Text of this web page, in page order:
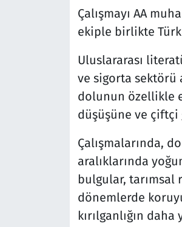
Çalışmayı AA
ekiple birlikte
Uluslararası
ve sigorta sektörü
dolunun özellikle
düşüşüne ve
Çalışmalarında,
aralıklarında
bulgular, tarımsal
dönemlerde
kırılganlığın